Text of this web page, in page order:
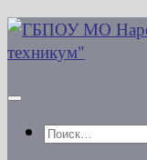
Перейти
к
Найти: